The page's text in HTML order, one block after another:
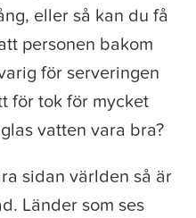
eller så kan du få
personen bakom
för serveringen
för tok för mycket
vatten vara bra?
sidan världen så är
Länder som ses